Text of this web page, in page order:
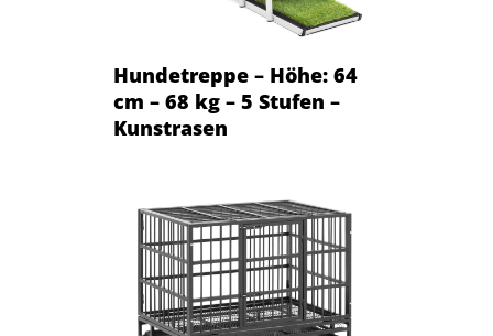
Hundetreppe – Höhe: 64
cm – 68 kg – 5 Stufen –
Kunstrasen